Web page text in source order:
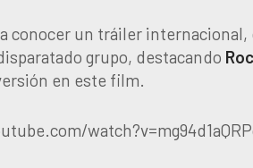
conocer un tráiler
grupo, destacando
en este film.